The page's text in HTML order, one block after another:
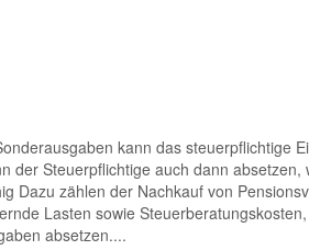
kann das steuerpflichtige
Steuerpflichtige auch dann
zählen der Nachkauf von
Lasten sowie
absetzen....